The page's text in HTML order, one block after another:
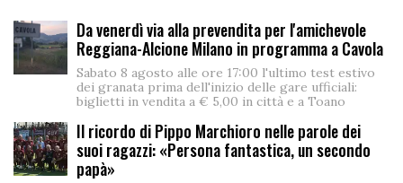
Da venerdì via alla prevendita per l'amichevole
Reggiana-Alcione Milano in programma a Cavola
Sabato 8 agosto alle ore 17:00 l'ultimo test estivo
dei granata prima dell'inizio delle gare ufficiali:
biglietti in vendita a € 5,00 in città e a Toano
Il ricordo di Pippo Marchioro nelle parole dei
suoi ragazzi: «Persona fantastica, un secondo
papà»